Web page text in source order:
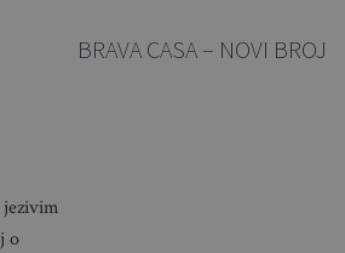
jezivim
o
BRAVA CASA – NOVI BROJ